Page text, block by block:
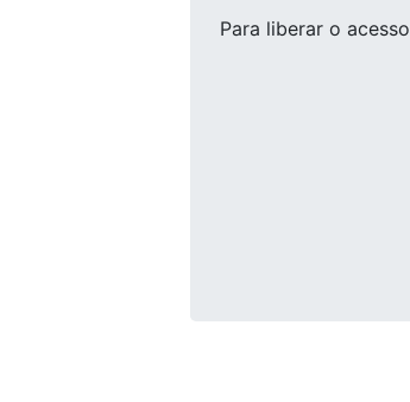
Para liberar o acesso